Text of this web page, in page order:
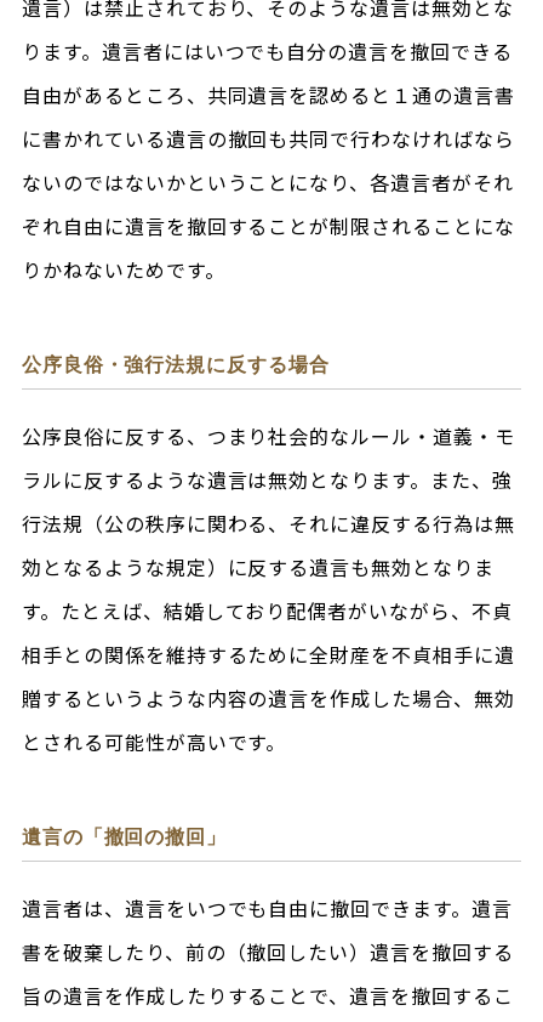
遺言）は禁止されており、そのような遺言は無効とな
ります。遺言者にはいつでも自分の遺言を撤回できる
自由があるところ、共同遺言を認めると１通の遺言書
に書かれている遺言の撤回も共同で行わなければなら
ないのではないかということになり、各遺言者がそれ
ぞれ自由に遺言を撤回することが制限されることにな
りかねないためです。
公序良俗・強行法規に反する場合
公序良俗に反する、つまり社会的なルール・道義・モ
ラルに反するような遺言は無効となります。また、強
行法規（公の秩序に関わる、それに違反する行為は無
効となるような規定）に反する遺言も無効となりま
す。たとえば、結婚しており配偶者がいながら、不貞
相手との関係を維持するために全財産を不貞相手に遺
贈するというような内容の遺言を作成した場合、無効
とされる可能性が高いです。
遺言の「撤回の撤回」
遺言者は、遺言をいつでも自由に撤回できます。遺言
書を破棄したり、前の（撤回したい）遺言を撤回する
旨の遺言を作成したりすることで、遺言を撤回するこ